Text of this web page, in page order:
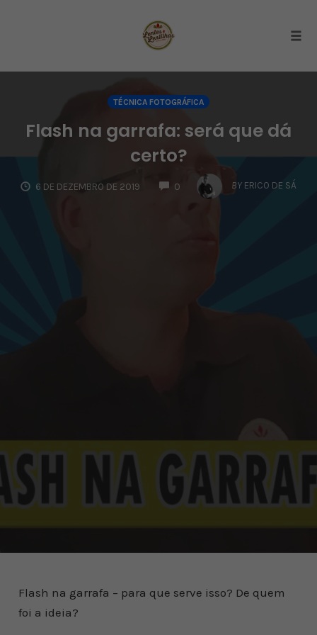
TÉCNICA FOTOGRÁFICA
Flash na garrafa: será que dá
certo?
6 DE DEZEMBRO DE 2019 0
COMMENTS
BY ERICO DE SÁ
Flash na garrafa – para que serve isso? De quem
foi a ideia?